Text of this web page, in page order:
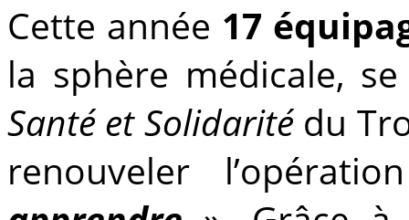
Cette année 17
la sphère médicale,
Santé et Solidaritédu
renouveler